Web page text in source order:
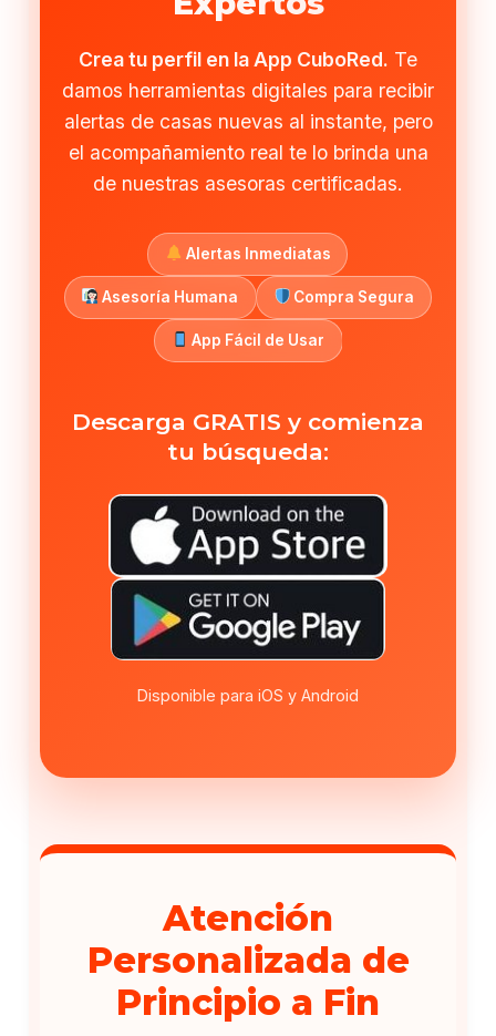
Crea tu perfil en la App CuboRed. Te
damos herramientas digitales para recibir
alertas de casas nuevas al instante, pero
el acompañamiento real te lo brinda una
de nuestras asesoras certificadas.
Alertas Inmediatas
Asesoría Humana Compra Segura
App Fácil de Usar
Descarga GRATIS y comienza
tu búsqueda:
Disponible para iOS y Android
Atención
Personalizada de
Principio a Fin